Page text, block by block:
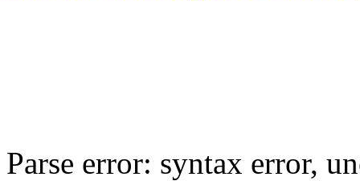
Parse error: syntax error,